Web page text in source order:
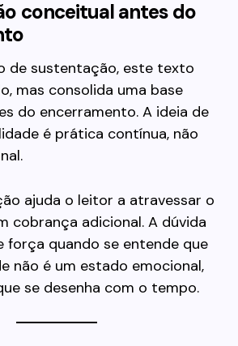
conceitual antes do
de sustentação, este texto
mas consolida uma base
do encerramento. A ideia de
é prática contínua, não
ajuda o leitor a atravessar o
cobrança adicional. A dúvida
força quando se entende que
não é um estado emocional,
se desenha com o tempo.